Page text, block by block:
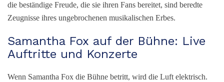
die beständige Freude, die sie ihren Fans bereitet, sind beredte
Zeugnisse ihres ungebrochenen musikalischen Erbes.
Samantha Fox auf der Bühne: Live
Auftritte und Konzerte
Wenn Samantha Fox die Bühne betritt, wird die Luft elektrisch.